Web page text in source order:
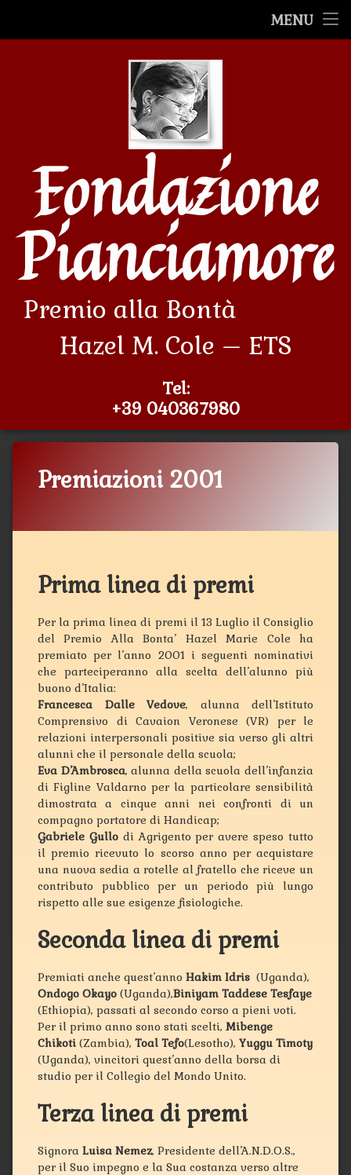
MENU
Filmati
Avvenimenti
Fondazione
Pianciamore
Premio alla Bontà
Hazel M. Cole – ETS
Tel:
+39 040367980
Premiazioni 2001
Prima linea di premi
Per la prima linea di premi il 13 Luglio il Consiglio
del Premio Alla Bonta’ Hazel Marie Cole ha
premiato per l’anno 2001 i seguenti nominativi
che parteciperanno alla scelta dell’alunno più
buono d’Italia:
Francesca Dalle Vedove, alunna dell’Istituto
Comprensivo di Cavaion Veronese (VR) per le
relazioni interpersonali positive sia verso gli altri
alunni che il personale della scuola;
Eva D’Ambrosca, alunna della scuola dell’infanzia
di Figline Valdarno per la particolare sensibilità
dimostrata a cinque anni nei confronti di un
compagno portatore di Handicap;
Gabriele Gullodi Agrigento per avere speso tutto
il premio ricevuto lo scorso anno per acquistare
una nuova sedia a rotelle al fratello che riceve un
contributo pubblico per un periodo più lungo
rispetto alle sue esigenze fisiologiche.
Seconda linea di premi
Premiati anche quest’anno Hakim Idris (Uganda),
Ondogo Okayo (Uganda),Biniyam Taddese Tesfaye
(Ethiopia), passati al secondo corso a pieni voti.
Per il primo anno sono stati scelti, Mibenge
Chikoti (Zambia), Toal Tefo(Lesotho), Yuggu Timoty
(Uganda), vincitori quest’anno della borsa di
studio per il Collegio del Mondo Unito.
Terza linea di premi
Signora Luisa Nemez, Presidente dell’A.N.D.O.S.,
per il Suo impegno e la Sua costanza verso altre